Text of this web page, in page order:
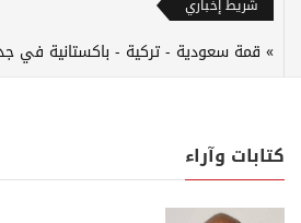
شريط إخباري
قمة سعودية - تركية - باكستانية في
كتابات وآراء